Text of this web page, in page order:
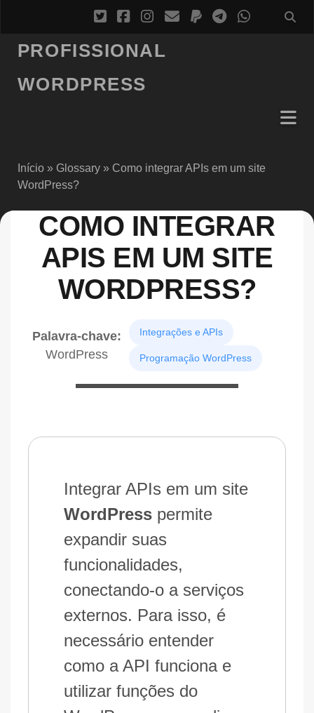
PROFISSIONAL
WORDPRESS
Início» Glossary» Como integrar APIs em um site
WordPress?
COMO INTEGRAR
APIS EM UM SITE
WORDPRESS?
Palavra-chave:
WordPress
Integrações e APIs
Programação WordPress
Integrar APIs em um site
WordPress permite
expandir suas
funcionalidades,
conectando-o a serviços
externos. Para isso, é
necessário entender
como a API funciona e
utilizar funções do